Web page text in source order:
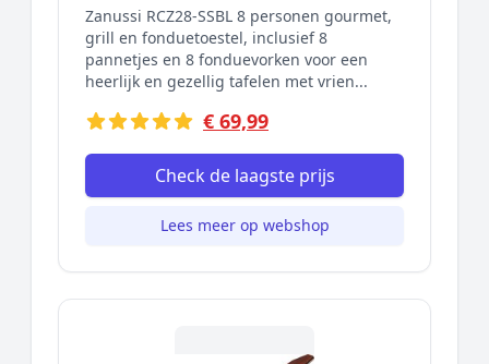
Zanussi RCZ28-SSBL 8 personen gourmet,
grill en fonduetoestel, inclusief 8
pannetjes en 8 fonduevorken voor een
heerlijk en gezellig tafelen met vrien...
€ 69,99
Check de laagste prijs
Lees meer op webshop